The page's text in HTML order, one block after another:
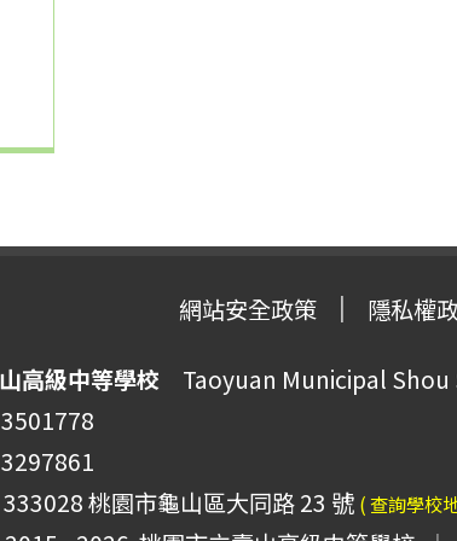
網站安全政策 隱私權
高級中等學校 Taoyuan Municipal Shou
桃園市龜山區大同路 23 號 ( 查詢學校